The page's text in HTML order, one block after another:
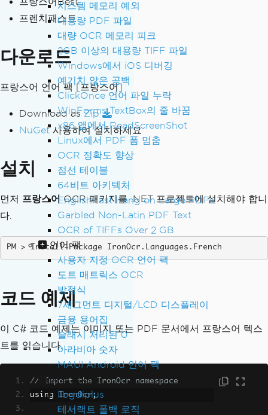
시스템 메모리 예외
대용량 PDF 파일
대량 OCR 메모리 피크
2GB 이상의 대용량 TIFF 파일
Windows에서 iOS 디버깅
예기치 않은 공백
ClickOnce 언어 파일 누락
WinForms TextBox의 줄 바꿈
x86 앱에서 ReadScreenShot
Linux에서 PDF 폼 멈춤
OCR 정확도 향상
점선 테이블
64비트 아키텍처
EnglishFast Hang on Large PDFs
Garbled Non-Latin PDF Text
OCR of TIFFs Over 2 GB
언어 팩
사용자 지정 OCR 언어 팩
도트 매트릭스 OCR
방정식
7세그먼트 디지털/LCD 디스플레이
금융 용어집
슬래시 처리된 0
아라비아 숫자
MAUI Android 언어 팩
예외 메시지
libgdiplus
테서랙트 폴백 로직
프렌치패스트
다운로드
프랑스어 언어 팩[프랑스어]
Download asZip
NuGet사용하여 설치하세요
설치
먼저 프랑스어OCR 패키지를 .NET 프로젝트에 설치해야 합니
다.
Install-Package IronOcr.Languages.French
코드 예제
이 C# 코드 예제는 이미지 또는 PDF 문서에서 프랑스어 텍스
트를 읽습니다.
// Import the IronOcr namespace
using IronOcr ;